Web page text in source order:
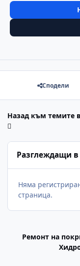
Сподели
Назад към темите
Разглеждащи
Няма
страница.
Ремонт на